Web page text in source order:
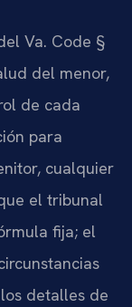
Va. Code §
del menor,
de cada
para
cualquier
el tribunal
fija; el
detalles de